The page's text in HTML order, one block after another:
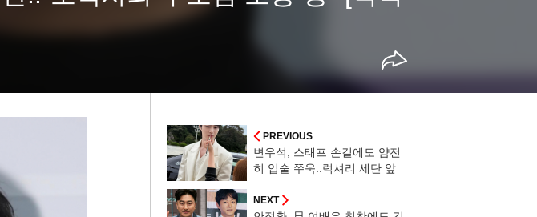
PREVIOUS
변우석, 스태프 손길에도 얌전
히 입술 쭈욱..럭셔리 세단 앞
NEXT